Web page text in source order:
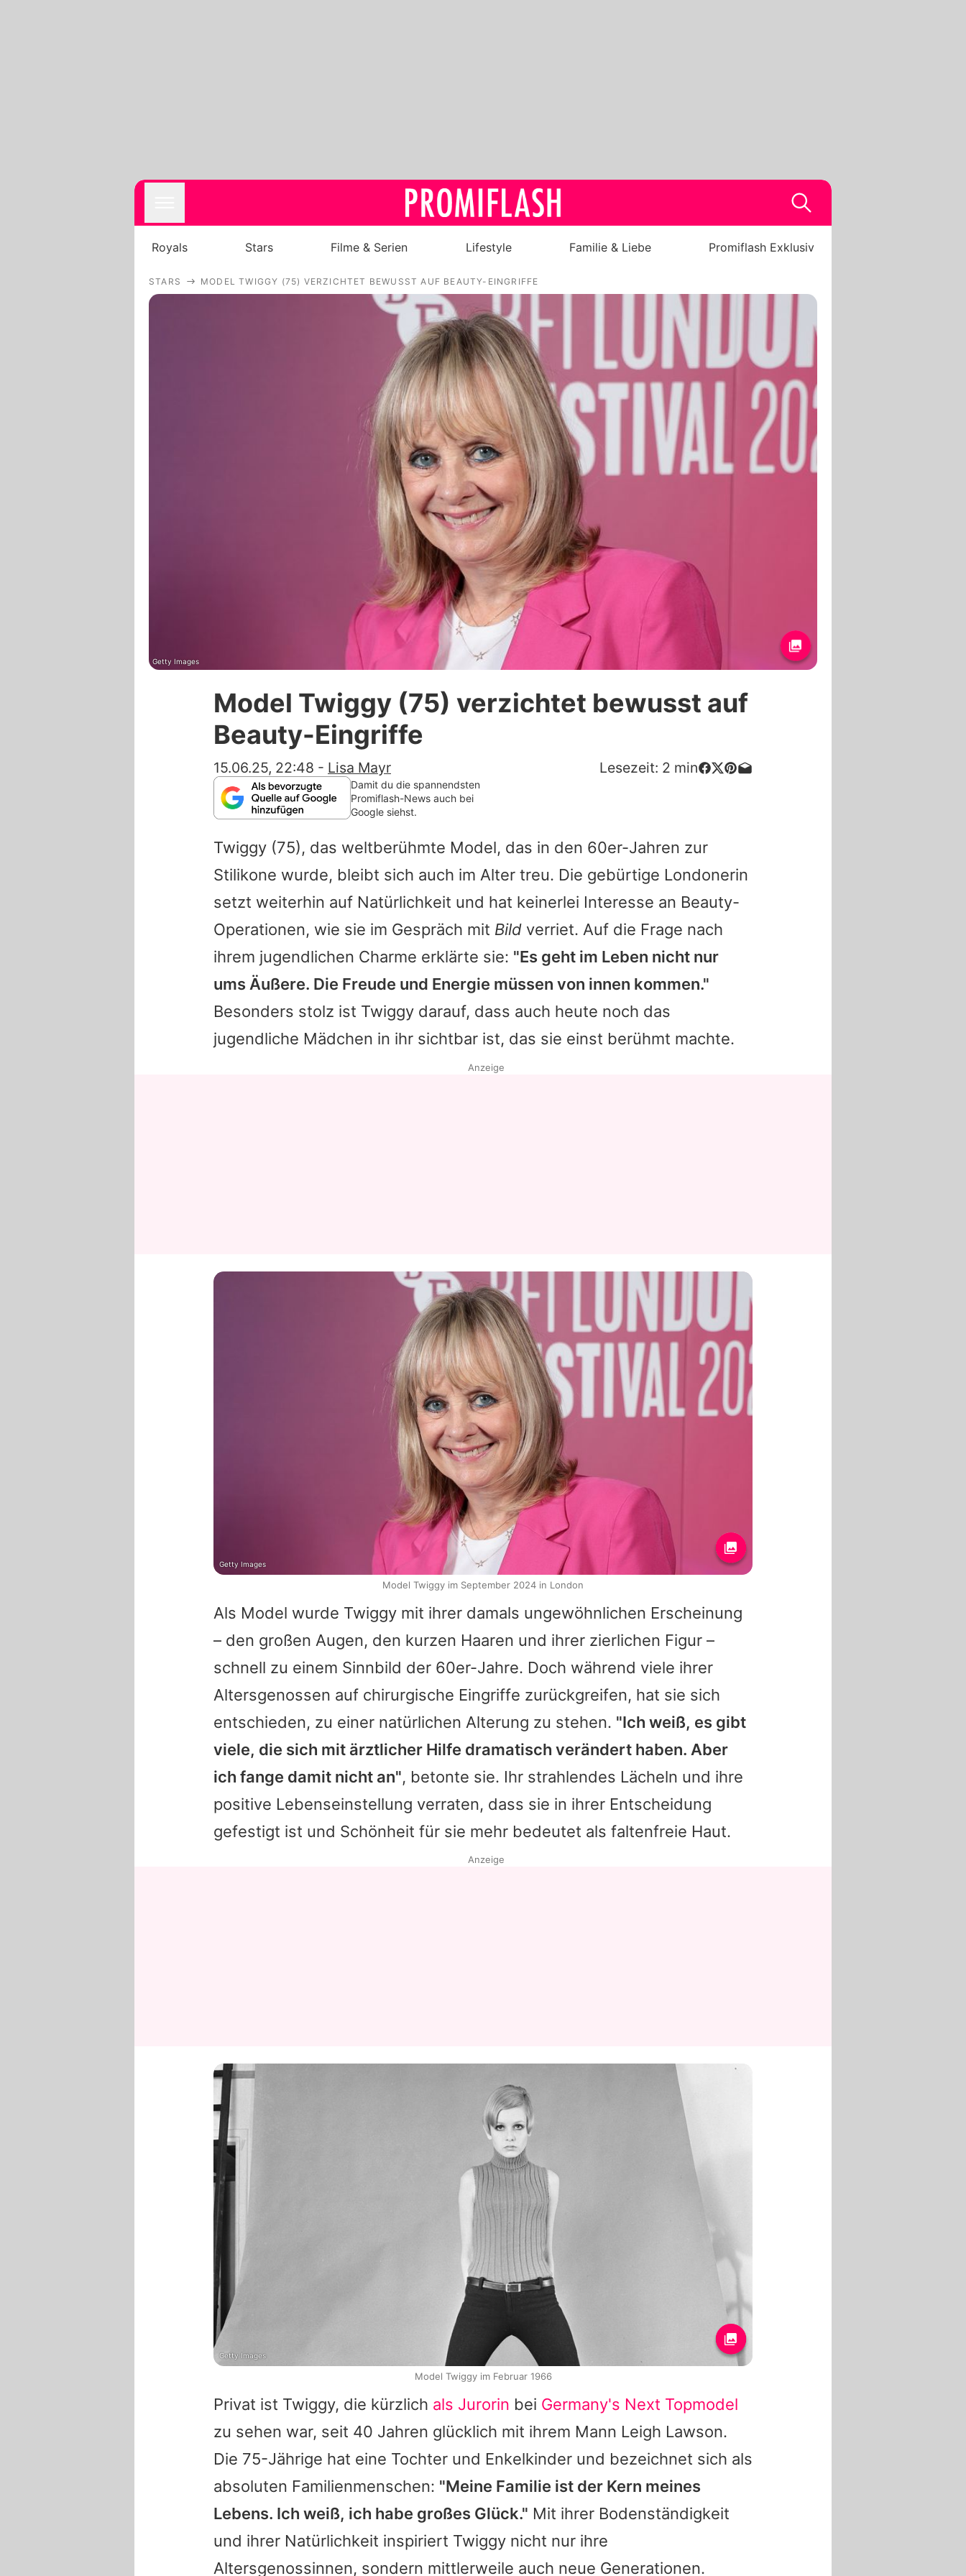
Royals
Stars
Filme & Serien
Lifestyle
Familie & Liebe
Promiflash Exklusiv
Alle Themen auf Promiflash
Jobs
App runterladen
Team
Redaktionelle Richtlinien
Impressum
Datenschutzerklärung
Nutzungsbedingungen
Royals Stars Filme & Serien Lifestyle Familie & Liebe Promiflash Exklusiv
STARS MODEL TWIGGY (75) VERZICHTET BEWUSST AUF BEAUTY-EINGRIFFE
Getty Images
Model Twiggy (75) verzichtet bewusst auf
Beauty-Eingriffe
15.06.25, 22:48 - Lisa Mayr Lesezeit: 2 min
Damit du die spannendsten
Promiflash-News auch bei
Google siehst.
Twiggy (75), das weltberühmte Model, das in den 60er-Jahren zur
Stilikone wurde, bleibt sich auch im Alter treu. Die gebürtige Londonerin
setzt weiterhin auf Natürlichkeit und hat keinerlei Interesse an Beauty-
Operationen, wie sie im Gespräch mit Bild verriet. Auf die Frage nach
ihrem jugendlichen Charme erklärte sie: "Es geht im Leben nicht nur
ums Äußere. Die Freude und Energie müssen von innen kommen."
Besonders stolz ist Twiggy darauf, dass auch heute noch das
jugendliche Mädchen in ihr sichtbar ist, das sie einst berühmt machte.
Als Model wurde Twiggy mit ihrer damals ungewöhnlichen Erscheinung
– den großen Augen, den kurzen Haaren und ihrer zierlichen Figur –
schnell zu einem Sinnbild der 60er-Jahre. Doch während viele ihrer
Altersgenossen auf chirurgische Eingriffe zurückgreifen, hat sie sich
entschieden, zu einer natürlichen Alterung zu stehen. "Ich weiß, es gibt
viele, die sich mit ärztlicher Hilfe dramatisch verändert haben. Aber
ich fange damit nicht an", betonte sie. Ihr strahlendes Lächeln und ihre
positive Lebenseinstellung verraten, dass sie in ihrer Entscheidung
gefestigt ist und Schönheit für sie mehr bedeutet als faltenfreie Haut.
Privat ist Twiggy, die kürzlich als Jurorin bei Germany's Next Topmodel
zu sehen war, seit 40 Jahren glücklich mit ihrem Mann Leigh Lawson.
Die 75-Jährige hat eine Tochter und Enkelkinder und bezeichnet sich als
absoluten Familienmenschen: "Meine Familie ist der Kern meines
Lebens. Ich weiß, ich habe großes Glück." Mit ihrer Bodenständigkeit
und ihrer Natürlichkeit inspiriert Twiggy nicht nur ihre
Altersgenossinnen, sondern mittlerweile auch neue Generationen.
Anzeige
Getty Images
Model Twiggy im September 2024 in London
Anzeige
Getty Images
Model Twiggy im Februar 1966